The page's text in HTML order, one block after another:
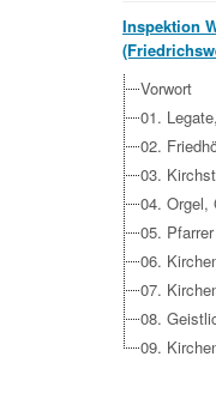
Inspektion
Vorwort
01.
02.
03.
04. Orgel,
05.
06.
07.
08.
09.